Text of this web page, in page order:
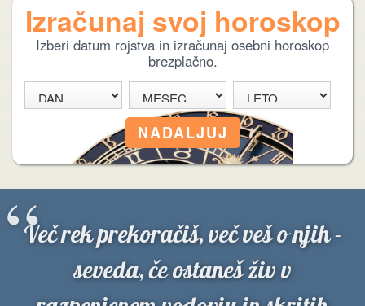
Izračunaj svoj horoskop
Izberi datum rojstva in izračunaj osebni horoskop
brezplačno.
Več rek prekoračiš, več veš o njih -
seveda, če ostaneš živ v
“